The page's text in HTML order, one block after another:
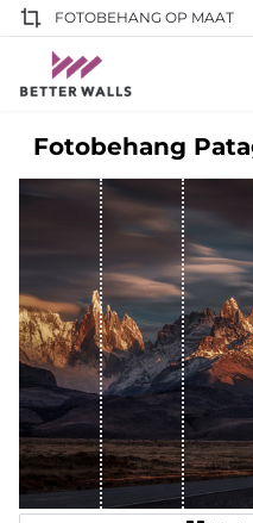
FOTOBEHANG OP MAAT
Fotobehang